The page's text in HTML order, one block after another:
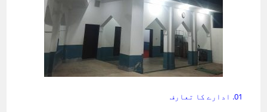
01. ادارے کا تعارف